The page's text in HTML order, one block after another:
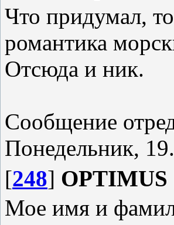
Что придумал,
романтика
Отсюда и ник.
Сообщение
Понедельник,
[248] OPTIMUS
Мое имя и